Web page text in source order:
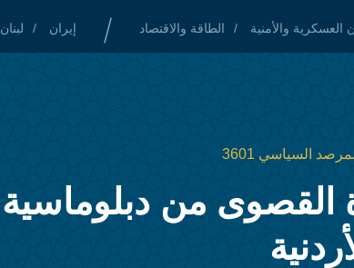
العسكرية والأمنية الطاقة والاقتصاد / إيران لبنان
السياسي 3601
القصوى من دبلوماسية